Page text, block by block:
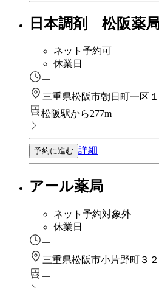
日本調剤 松阪薬局
ネット予約可
休業日
ー
三重県松阪市朝日町一区
松阪駅から277m
予約に進む 詳細
アール薬局
ネット予約対象外
休業日
ー
三重県松阪市小片野町３
ー